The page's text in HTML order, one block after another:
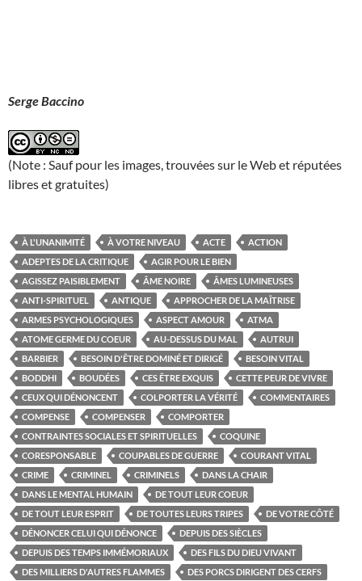
Serge Baccino
(Note : Sauf pour les images, trouvées sur le Web et réputées
libres et gratuites)
À L'UNANIMITÉ À VOTRE NIVEAU ACTE
ACTION
ADEPTES DE LA CRITIQUE
AGIR POUR LE BIEN
AGISSEZ PAISIBLEMENT
ÂME NOIRE
ÂMES LUMINEUSES
ANTI-SPIRITUEL
ANTIQUE
APPROCHER DE LA MAÎTRISE
ARMES PSYCHOLOGIQUES
ASPECT AMOUR
ATMA
ATOME GERME DU COEUR
AU-DESSUS DU MAL
AUTRUI
BARBIER
BESOIN D'ÊTRE DOMINÉ ET DIRIGÉ
BESOIN VITAL
BODDHI
BOUDÉES CES ÊTRE EXQUIS
CETTE PEUR DE VIVRE
CEUX QUI DÉNONCENT
COLPORTER LA VÉRITÉ
COMMENTAIRES
COMPENSE
COMPENSER
COMPORTER
CONTRAINTES SOCIALES ET SPIRITUELLES
COQUINE
CORESPONSABLE
COUPABLES DE GUERRE
COURANT VITAL
CRIME
CRIMINEL CRIMINELS
DANS LA CHAIR
DANS LE MENTAL HUMAIN
DE TOUT LEUR COEUR
DE TOUT LEUR ESPRIT
DE TOUTES LEURS TRIPES
DE VOTRE CÔTÉ
DÉNONCER CELUI QUI DÉNONCE
DEPUIS DES SIÈCLES
DEPUIS DES TEMPS IMMÉMORIAUX
DES FILS DU DIEU VIVANT
DES MILLIERS D'AUTRES FLAMMES
DES PORCS DIRIGENT DES CERFS